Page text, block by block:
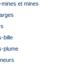
mines et mines
bille
plume